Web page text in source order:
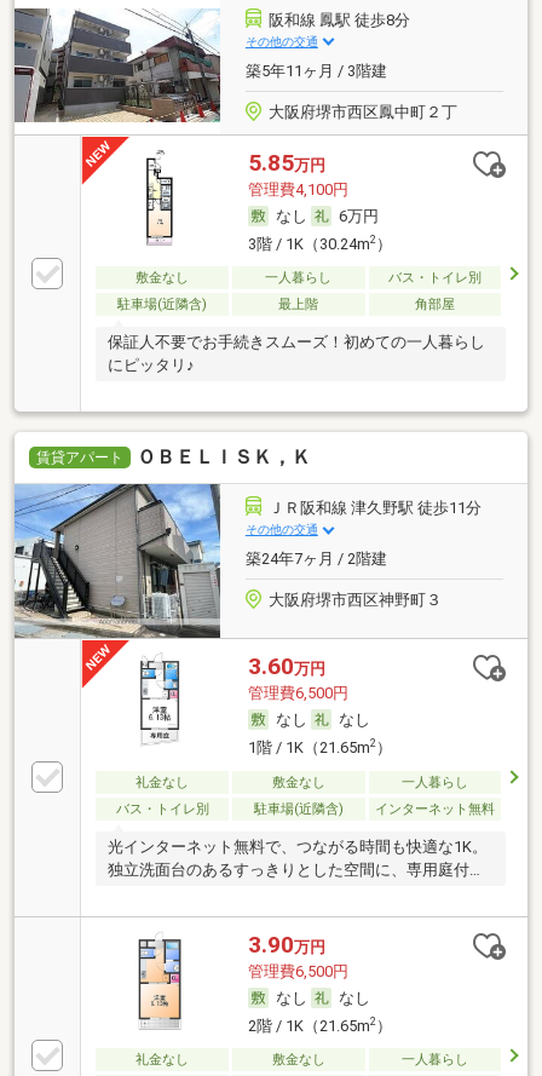
阪和線 鳳駅 徒歩8分
その他の交通
築5年11ヶ月 / 3階建
大阪府堺市西区鳳中町２丁
5.85万円
管理費4,100円
なし
6万円
3階 / 1K（30.24m2）
敷金なし 一人暮らし
バス・トイレ別
駐車場(近隣含)
最上階 角部屋
保証人不要でお手続きスムーズ！初めての一人暮らし
にピッタリ♪
賃貸アパート ＯＢＥＬＩＳＫ，Ｋ
ＪＲ阪和線 津久野駅 徒歩11分
その他の交通
築24年7ヶ月 / 2階建
大阪府堺市西区神野町３
3.60万円
管理費6,500円
なし
なし
1階 / 1K（21.65m2）
礼金なし 敷金なし
一人暮らし
バス・トイレ別
駐車場(近隣含) インターネット無料
光インターネット無料で、つながる時間も快適な1K。
独立洗面台のあるすっきりとした空間に、専用庭付
3.90万円
管理費6,500円
なし
なし
2階 / 1K（21.65m2）
礼金なし 敷金なし
一人暮らし